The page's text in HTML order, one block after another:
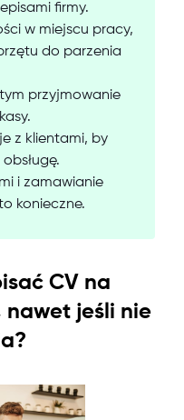
firmy.
w miejscu pracy,
do parzenia
przyjmowanie
z klientami, by
i zamawianie
konieczne.
CV na
nawet jeśli nie